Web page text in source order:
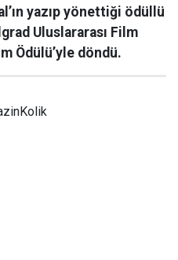
yazıp yönettiği ödüllü
Uluslararası Film
Ödülü’yle döndü.